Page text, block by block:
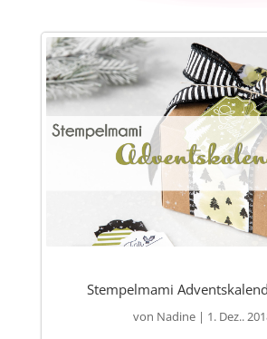
Stempelmami
von Nadine| 1. Dez..